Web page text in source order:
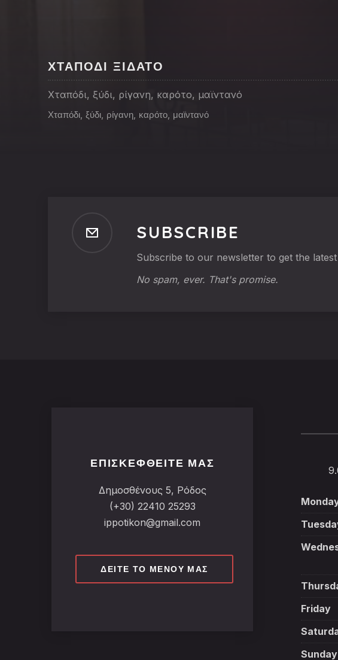
ΧΤΑΠΟΔΙ ΞΙΔΑΤΟ
Χταπόδι, ξύδι, ρίγανη, καρότο, μαϊντανό
Χταπόδι, ξύδι, ρίγανη, καρότο, μαϊντανό
SUBSCRIBE
Subscribe to our newsletter to get the
No spam, ever. That's promise.
ΕΠΙΣΚΕΦΘΕΊΤΕ ΜΑΣ
Δημοσθένους 5, Ρόδος
(+30) 22410 25293
ippotikon@gmail.com
ΔΕΊΤΕ ΤΟ ΜΕΝΟΎ ΜΑΣ
Friday
Sunday